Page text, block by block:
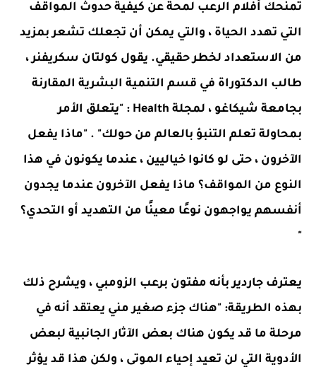
تمنحك أفلام الرعب لمحة عن كيفية حدوث المواقف
التي تهدد الحياة ، والتي يمكن أن تجعلك تشعر بمزيد
من الاستعداد لخطر حقيقي. يقول كولتان سكريفنر ،
طالب الدكتوراة في قسم التنمية البشرية المقارنة
بجامعة شيكاغو ، لمجلة Health : "يتعلق الأمر
بمحاولة تعلم التنبؤ بالعالم من حولك" . "ماذا يفعل
الآخرون ، حتى لو كانوا خياليين ، عندما يكونون في هذا
النوع من المواقف؟ ماذا يفعل الآخرون عندما يجدون
أنفسهم يواجهون نوعًا معينًا من التهديد أو التحدي؟
"
يعترف جاردير بأنه مفتون برعب الزومبي ، ويشرح ذلك
بهذه الطريقة: "هناك جزء صغير مني يعتقد أنه في
مرحلة ما قد يكون هناك بعض الآثار الجانبية لبعض
الأدوية التي لن تعيد إحياء الموتى ، ولكن هذا قد يؤثر